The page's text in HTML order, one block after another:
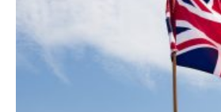
意大利语
韩语
土耳其语
阿尔巴尼亚语
塞尔维亚语